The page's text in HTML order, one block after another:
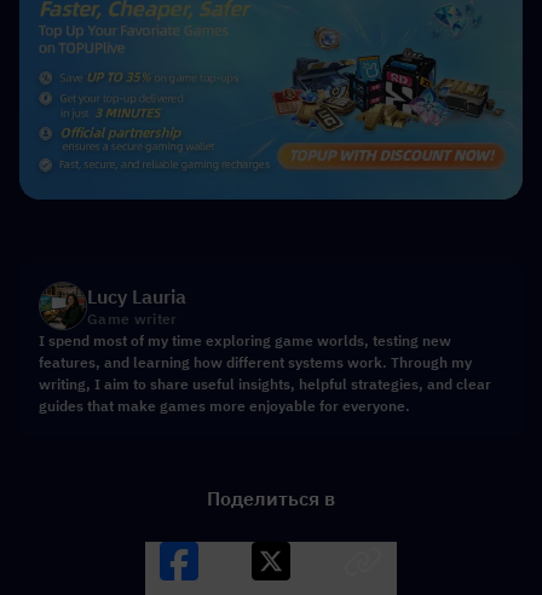
Lucy Lauria
Game writer
I spend most of my time exploring game worlds, testing new
features, and learning how different systems work. Through my
writing, I aim to share useful insights, helpful strategies, and clear
guides that make games more enjoyable for everyone.
Поделиться в